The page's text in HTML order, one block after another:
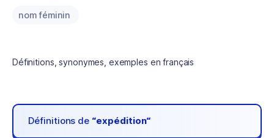
nom féminin
Définitions, synonymes, exemples en français
Définitions de “expédition“